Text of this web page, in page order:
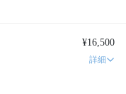
¥16,500
詳細